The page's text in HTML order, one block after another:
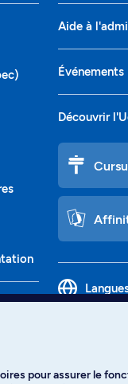
Aide à
Événements
Découvrir
pour assurer le